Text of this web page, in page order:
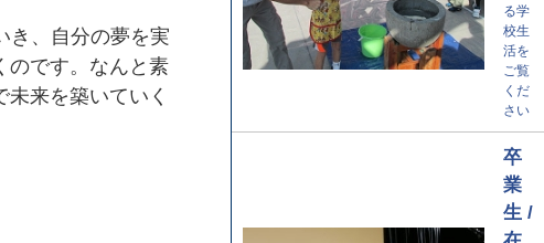
る学
校生
活を
ご覧
くだ
さい
卒
業
生 /
き、自分の夢を実
のです。なんと素
来を築いていく